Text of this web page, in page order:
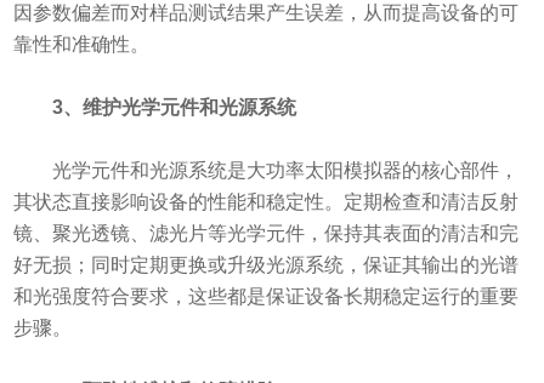
因参数偏差而对样品测试结果产生误差，从而提高设备的可
靠性和准确性。
3、维护光学元件和光源系统
光学元件和光源系统是大功率太阳模拟器的核心部件，
其状态直接影响设备的性能和稳定性。定期检查和清洁反射
镜、聚光透镜、滤光片等光学元件，保持其表面的清洁和完
好无损；同时定期更换或升级光源系统，保证其输出的光谱
和光强度符合要求，这些都是保证设备长期稳定运行的重要
步骤。